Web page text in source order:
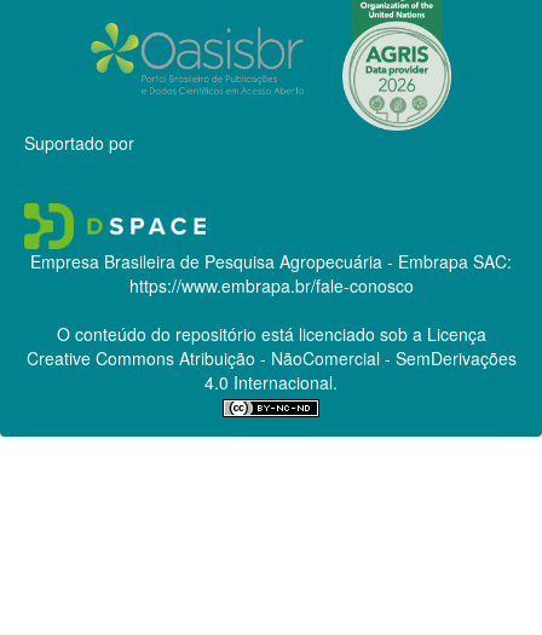
Suportado por
Empresa Brasileira de Pesquisa Agropecuária - Embrapa SAC:
https://www.embrapa.br/fale-conosco
O conteúdo do repositório está licenciado sob a Licença
Creative CommonsAtribuição - NãoComercial - SemDerivações
4.0 Internacional.